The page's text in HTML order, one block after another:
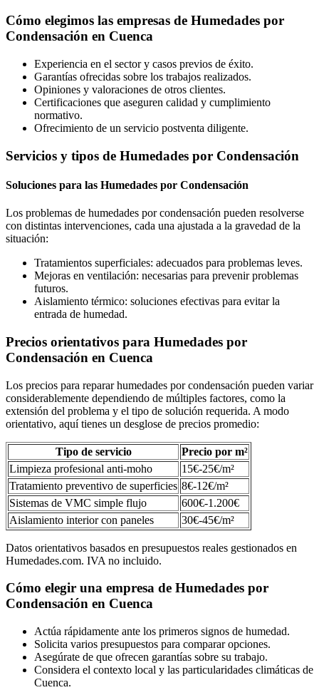
Cómo elegimos las empresas de Humedades por
Condensación en Cuenca
Experiencia en el sector y casos previos de éxito.
Garantías ofrecidas sobre los trabajos realizados.
Opiniones y valoraciones de otros clientes.
Certificaciones que aseguren calidad y cumplimiento
normativo.
Ofrecimiento de un servicio postventa diligente.
Servicios y tipos de Humedades por Condensación
Soluciones para las Humedades por Condensación
Los problemas de humedades por condensación pueden resolverse
con distintas intervenciones, cada una ajustada a la gravedad de la
situación:
Tratamientos superficiales: adecuados para problemas leves.
Mejoras en ventilación: necesarias para prevenir problemas
futuros.
Aislamiento térmico: soluciones efectivas para evitar la
entrada de humedad.
Precios orientativos para Humedades por
Condensación en Cuenca
Los precios para reparar humedades por condensación pueden variar
considerablemente dependiendo de múltiples factores, como la
extensión del problema y el tipo de solución requerida. A modo
orientativo, aquí tienes un desglose de precios promedio:
Tipo de servicio
Precio por m²
Limpieza profesional anti-moho
15€-25€/m²
Tratamiento preventivo de superficies 8€-12€/m²
Sistemas de VMC simple flujo
600€-1.200€
Aislamiento interior con paneles
30€-45€/m²
Datos orientativos basados en presupuestos reales gestionados en
Humedades.com. IVA no incluido.
Cómo elegir una empresa de Humedades por
Condensación en Cuenca
Actúa rápidamente ante los primeros signos de humedad.
Solicita varios presupuestos para comparar opciones.
Asegúrate de que ofrecen garantías sobre su trabajo.
Considera el contexto local y las particularidades climáticas de
Cuenca.